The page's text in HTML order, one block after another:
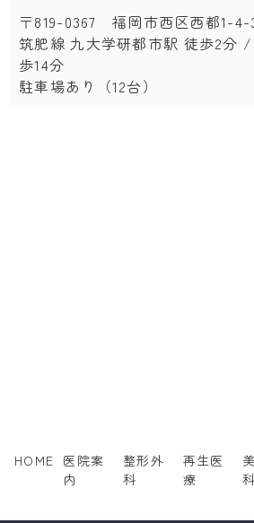
〒819-0367 福岡市西区西都1-4-
筑肥線 九大学研都市駅 徒歩2分
歩14分
駐車場あり（12台）
HOME 医院案
内
整形外
科
再生医
療
科